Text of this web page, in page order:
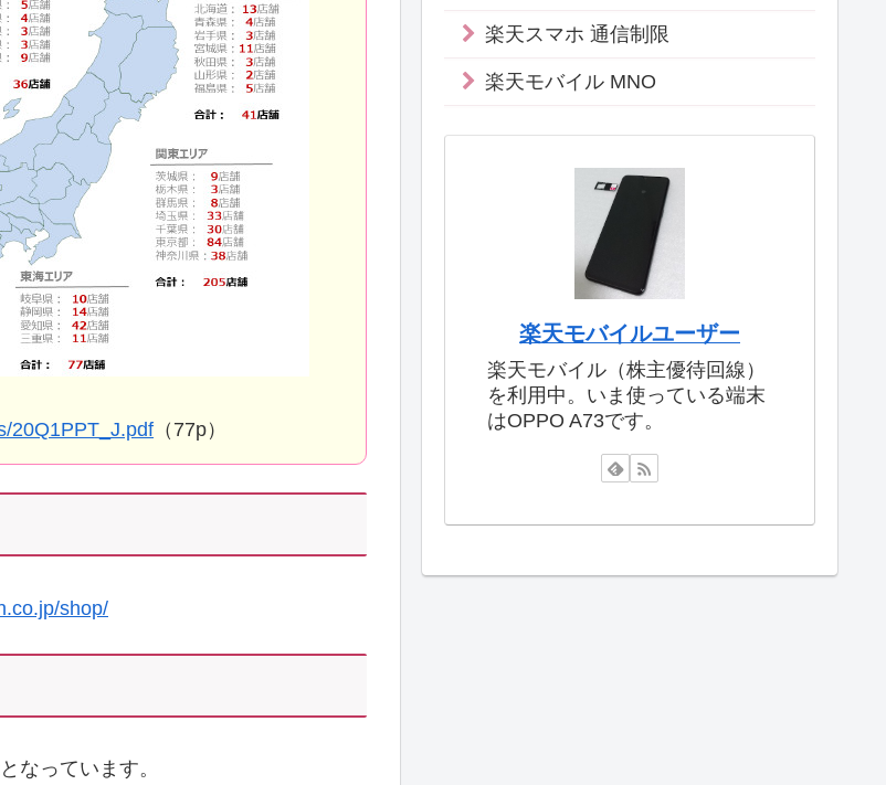
20Q1PPT_J.pdf （77p）
shop/
なっています。
楽天スマホ 通信制限
楽天モバイル MNO
楽天モバイルユーザー
楽天モバイル（株主優待回線）
を利用中。いま使っている端末
はOPPO A73です。